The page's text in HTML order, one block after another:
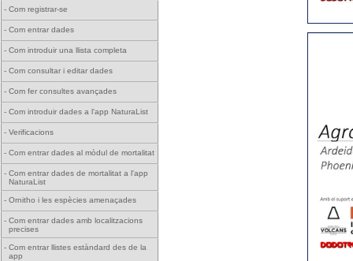
- Com registrar-se
- Com entrar dades
- Com introduir una llista completa
- Com consultar i editar dades
- Com fer consultes avançades
- Com introduir dades a l'app NaturaList
- Verificacions
- Com entrar dades al mòdul de mortalitat
- Com entrar dades de mortalitat a l'app
NaturaList
- Ornitho i les espècies amenaçades
- Com entrar dades amb localitzacions
precises
- Com entrar llistes estàndard des de la
app